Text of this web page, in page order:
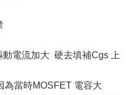
電流加大 硬去填補Cgs 上
當時MOSFET 電容大